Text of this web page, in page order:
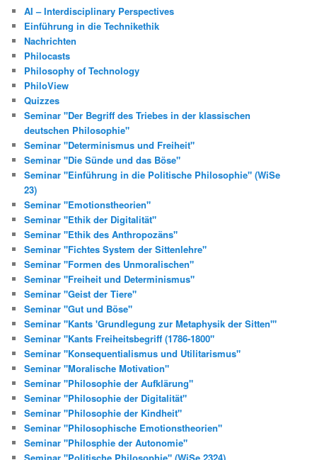
AI – Interdisciplinary Perspectives
Einführung in die Technikethik
Nachrichten
Philocasts
Philosophy of Technology
PhiloView
Quizzes
Seminar "Der Begriff des Triebes in der klassischen
deutschen Philosophie"
Seminar "Determinismus und Freiheit"
Seminar "Die Sünde und das Böse"
Seminar "Einführung in die Politische Philosophie" (WiSe
23)
Seminar "Emotionstheorien"
Seminar "Ethik der Digitalität"
Seminar "Ethik des Anthropozäns"
Seminar "Fichtes System der Sittenlehre"
Seminar "Formen des Unmoralischen"
Seminar "Freiheit und Determinismus"
Seminar "Geist der Tiere"
Seminar "Gut und Böse"
Seminar "Kants 'Grundlegung zur Metaphysik der Sitten'"
Seminar "Kants Freiheitsbegriff (1786-1800"
Seminar "Konsequentialismus und Utilitarismus"
Seminar "Moralische Motivation"
Seminar "Philosophie der Aufklärung"
Seminar "Philosophie der Digitalität"
Seminar "Philosophie der Kindheit"
Seminar "Philosophische Emotionstheorien"
Seminar "Philosphie der Autonomie"